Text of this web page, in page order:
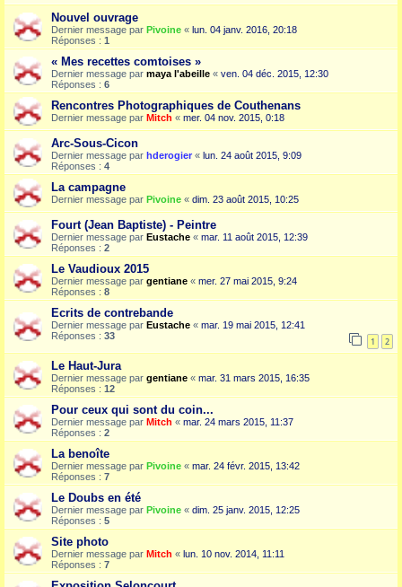
Nouvel ouvrage
Dernier message par Pivoine « lun. 04 janv. 2016, 20:18
Réponses : 1
« Mes recettes comtoises »
Dernier message par maya l'abeille « ven. 04 déc. 2015, 12:30
Réponses : 6
Rencontres Photographiques de Couthenans
Dernier message par Mitch « mer. 04 nov. 2015, 0:18
Arc-Sous-Cicon
Dernier message par hderogier « lun. 24 août 2015, 9:09
Réponses : 4
La campagne
Dernier message par Pivoine « dim. 23 août 2015, 10:25
Fourt (Jean Baptiste) - Peintre
Dernier message par Eustache « mar. 11 août 2015, 12:39
Réponses : 2
Le Vaudioux 2015
Dernier message par gentiane « mer. 27 mai 2015, 9:24
Réponses : 8
Ecrits de contrebande
Dernier message par Eustache « mar. 19 mai 2015, 12:41
Réponses : 33 1 2
Le Haut-Jura
Dernier message par gentiane « mar. 31 mars 2015, 16:35
Réponses : 12
Pour ceux qui sont du coin...
Dernier message par Mitch « mar. 24 mars 2015, 11:37
Réponses : 2
La benoîte
Dernier message par Pivoine « mar. 24 févr. 2015, 13:42
Réponses : 7
Le Doubs en été
Dernier message par Pivoine « dim. 25 janv. 2015, 12:25
Réponses : 5
Site photo
Dernier message par Mitch « lun. 10 nov. 2014, 11:11
Réponses : 7